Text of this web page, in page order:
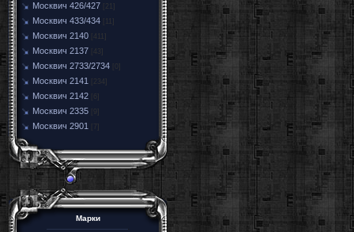
Москвич 426/427 [21]
Москвич 433/434
Москвич 2140
Москвич 2137
Москвич 2733/2734
Москвич 2141 [234]
Москвич 2142
Москвич 2335
Москвич 2901 [7]
Марки